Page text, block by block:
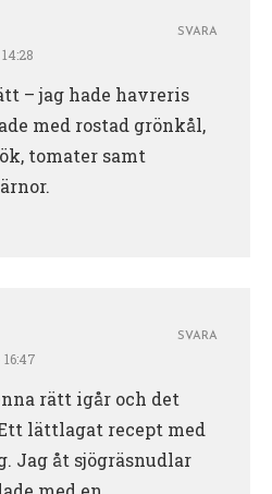
– jag hade havreris
med rostad grönkål,
tomater samt
SVARA
rätt igår och det
lättlagat recept med
Jag åt sjögräsnudlar
SVARA